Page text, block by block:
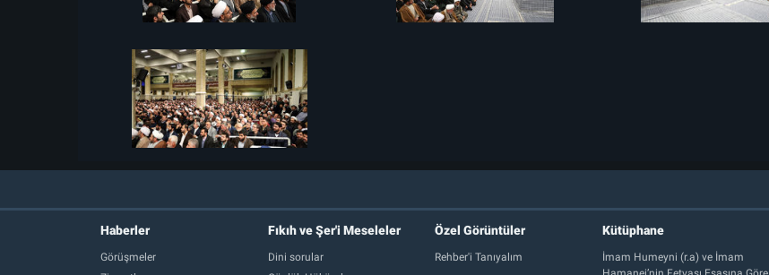
Haberler
Görüşmeler
Fıkıh ve Şer'i Meseleler
Dini sorular
Özel Görüntüler
Rehber'i Tanıyalım
Kütüphane
İmam Humeyni (r.a) ve İmam